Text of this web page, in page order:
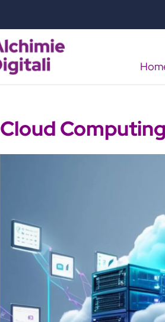
Cloud Computing